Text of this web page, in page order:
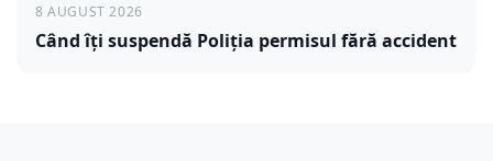
8 AUGUST 2026
Când îți suspendă Poliția permisul fără accident